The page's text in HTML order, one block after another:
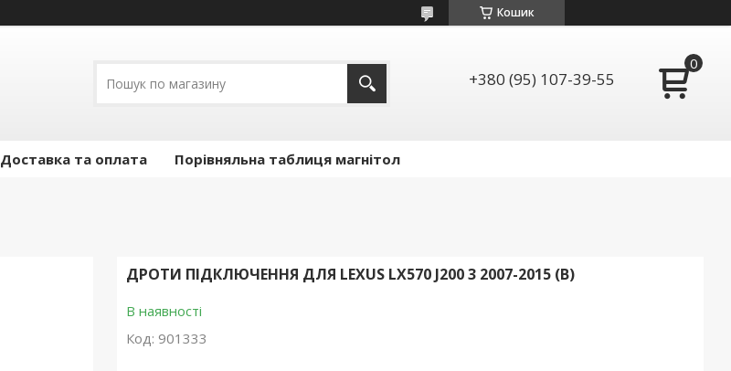
Кошик
+380 (95) 107-39-55
Доставка та оплата Порівняльна таблиця магнітол
ДРОТИ ПІДКЛЮЧЕННЯ ДЛЯ LEXUS LX570 J200 3 2007-2015 (B)
В наявності
Код: 901333